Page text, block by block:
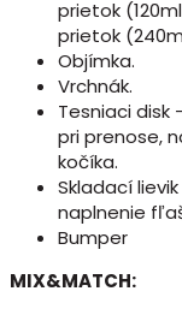
prietok
prietok
Objímka.
Vrchnák.
Tesniaci
pri prenose,
kočíka.
Skladací
naplnenie
Bumper
MIX&MATCH: